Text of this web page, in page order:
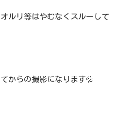
ルリ等はやむなくスルーして
からの撮影になります💦